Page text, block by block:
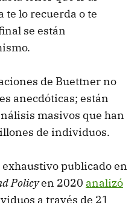
te lo recuerda o te
se están
de Buettner no
anecdóticas; están
masivos que han
de individuos.
publicado en
Policyen 2020 analizó
a través de 21